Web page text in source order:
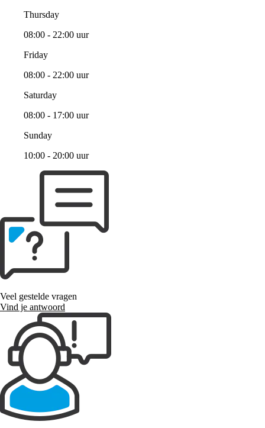
Thursday
08:00 - 22:00 uur
Friday
08:00 - 22:00 uur
Saturday
08:00 - 17:00 uur
Sunday
10:00 - 20:00 uur
Veel gestelde vragen
Vind je antwoord